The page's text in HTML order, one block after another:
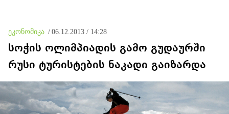
ეკონომიკა / 06.12.2013 / 14:28
სოჭის ოლიმპიადის გამო გუდაურში
რუსი ტურისტების ნაკადი გაიზარდა